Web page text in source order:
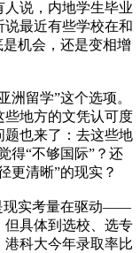
说，内地学生毕业
说最近有些学校在和
机会，还是变相增
洲留学”这个选项。
些地方的文凭认可度
题也来了：去这些地
得“不够国际”？还
更清晰”的现实？
现实考量在驱动——
但具体到选校、选专
科大今年录取率比